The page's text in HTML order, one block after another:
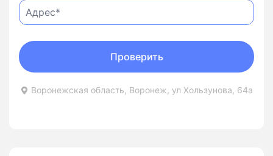
Воронежская область, Воронеж, ул Хользунова, 64а
Проверить